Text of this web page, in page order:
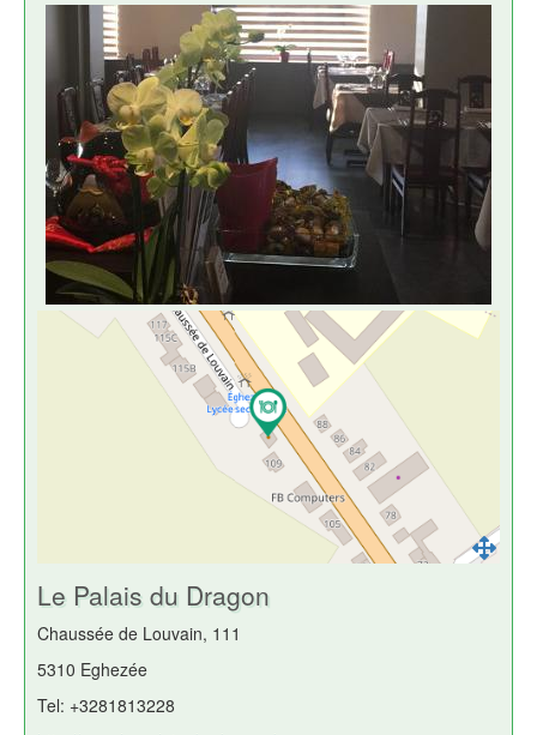
Le Palais du Dragon
Chaussée de Louvain, 111
5310 Eghezée
Tel: +3281813228